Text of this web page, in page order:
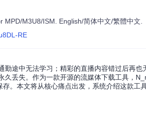
M3U8/ISM. English/简体中文/繁體中文.
RE
途中无法学习；精彩的直播内容错过后再
丢失。作为一款开源的流媒体下载工具，
。本文将从核心痛点出发，系统介绍这款工